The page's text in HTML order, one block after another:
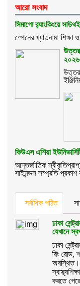
আরো সংবাদ
সিমাগো র‌্যাংকিংয়ে
স্পেনের খ্যাতনামা শিক্ষা
কিউএস এশিয়া
আন্তর্জাতিক
সাইমন্ডস সম্প্রতি
সর্বাধিক পঠিত
ঢাকা
যেখানে
ঢাকা
রিং রোড,
অবস্থিত।
করতে